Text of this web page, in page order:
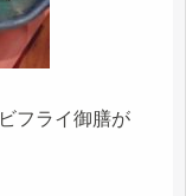
フライ御膳が